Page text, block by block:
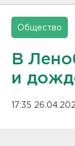
Общество
В
и
17:35